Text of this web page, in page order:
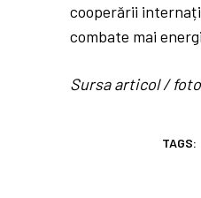
cooperării
combate mai
Sursa articol /
TAGS: